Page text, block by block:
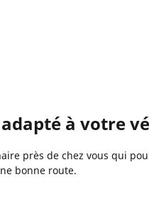
à votre
près de chez vous qui
bonne route.